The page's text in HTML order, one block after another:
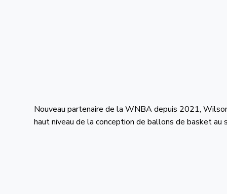
Nouveau partenaire de la WNBA depuis 2021,
haut niveau de la conception de ballons de basket au